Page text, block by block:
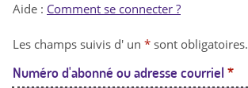
t
Aide : Comment se connecter ?
Les champs suivis d' un * sont obligatoires.
Numéro d'abonné ou adresse courriel *